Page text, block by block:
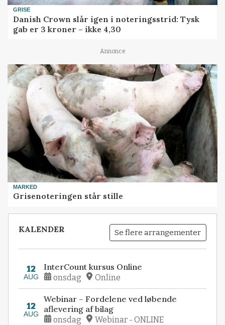
GRISE
Danish Crown slår igen i noteringsstrid: Tysk
gab er 3 kroner – ikke 4,30
Annonce
MARKED
Grisenoteringen står stille
KALENDER Se flere arrangementer
12
AUG
InterCount kursus Online
onsdag Online
12
AUG
Webinar – Fordelene ved løbende
aflevering af bilag
onsdag Webinar - ONLINE